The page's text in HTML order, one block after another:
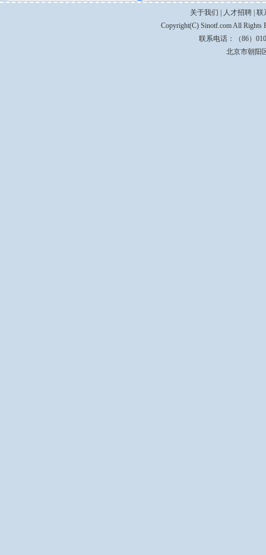
关于我们 | 人才招聘 | 联
Copyright(C) Sinotf.com All Rights
联系电话：（86）
北京市朝阳